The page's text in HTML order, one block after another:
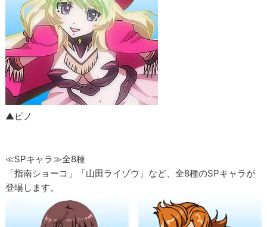
▲ピノ
≪SPキャラ≫全8種
「指南ショーコ」「山田ライゾウ」など、全8種のSPキャラが
登場します。